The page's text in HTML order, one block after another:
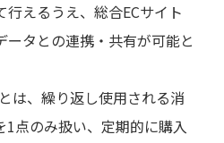
えるうえ、総合ECサイト
ータとの連携・共有が可能と
は、繰り返し使用される消
1点のみ扱い、定期的に購入